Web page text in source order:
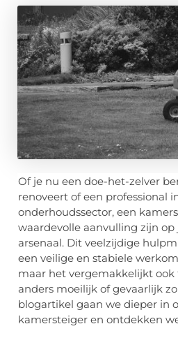
Of je nu een doe-het-zelver
renoveert of een professional
onderhoudssector, een
waardevolle aanvulling zijn op
arsenaal. Dit veelzijdige
een veilige en stabiele
maar het vergemakkelijkt ook
anders moeilijk of gevaarlijk
blogartikel gaan we dieper in
kamersteiger en ontdekken